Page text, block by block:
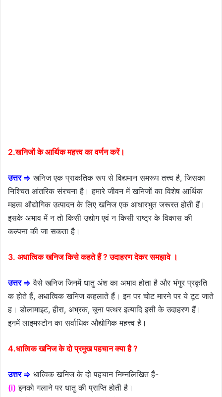
2.खनिजों के आर्थिक महत्त्व का वर्णन करें।
उत्तर ⇒ खनिज एक प्राकतिक रूप से विद्यमान समरूप तत्त्व है, जिसका
निश्चित आंतरिक संरचना है। हमारे जीवन में खनिजों का विशेष आर्थिक
महत्व औद्योगिक उत्पादन के लिए खनिज एक आधारभुत जरूरत होती हैं।
इसके अभाव में न तो किसी उद्योग एवं न किसी राष्ट्र के विकास की
कल्पना की जा सकता है।
3. अधात्विक खनिज किसे कहते हैं ? उदाहरण देकर समझावे ।
उत्तर ⇒ वैसे खनिज जिनमें धातु अंश का अभाव होता है और भंगुर प्रकृति
क होते हैं, अधात्विक खनिज कहलाते हैं। इन पर चोट मारने पर ये टूट जाते
ह। डोलामाइट, हीरा, अभ्रक, चूना पत्थर इत्यादि इसी के उदाहरण हैं।
इनमें लाइमस्टोन का सर्वाधिक औद्योगिक महत्त्व है।
4.धात्विक खनिज के दो प्रमुख पहचान क्या है ?
उत्तर ⇒ धात्विक खनिज के दो पहचान निम्नलिखित हैं-
(i) इनको गलाने पर धातु की प्राप्ति होती है।